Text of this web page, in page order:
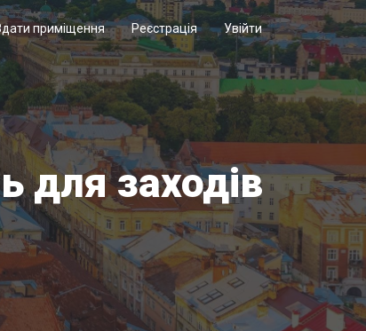
приміщення Реєстрація Увійти
для заходів